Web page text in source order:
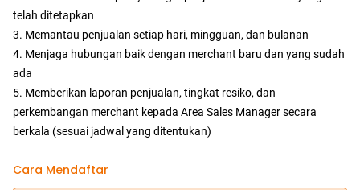
telah ditetapkan
3. Memantau penjualan setiap hari, mingguan, dan bulanan
4. Menjaga hubungan baik dengan merchant baru dan yang sudah
ada
5. Memberikan laporan penjualan, tingkat resiko, dan
perkembangan merchant kepada Area Sales Manager secara
berkala (sesuai jadwal yang ditentukan)
Cara Mendaftar